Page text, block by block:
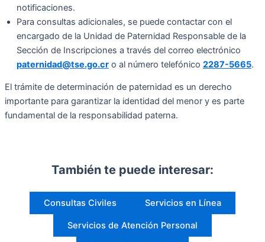
notificaciones.
Para consultas adicionales, se puede contactar con el
encargado de la Unidad de Paternidad Responsable de la
Sección de Inscripciones a través del correo electrónico
paternidad@tse.go.cr o al número telefónico 2287-5665.
El trámite de determinación de paternidad es un derecho
importante para garantizar la identidad del menor y es parte
fundamental de la responsabilidad paterna.
También te puede interesar:
Consultas Civiles Servicios en Línea
Servicios de Atención Personal